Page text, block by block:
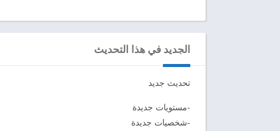
الجديد في هذا التحديث
تحديث جديد
-مستويات جديدة
-شخصيات جديدة